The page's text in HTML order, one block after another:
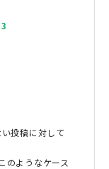
投稿に対して
のようなケース